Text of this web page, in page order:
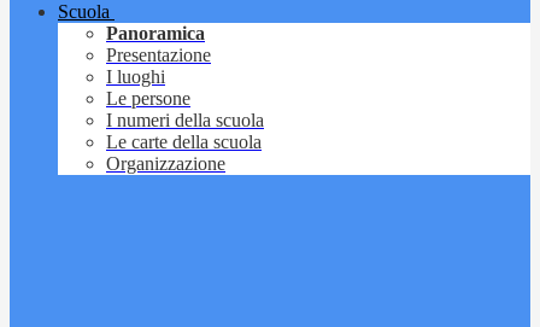
Scuola
Panoramica
Presentazione
I luoghi
Le persone
I numeri della scuola
Le carte della scuola
Organizzazione